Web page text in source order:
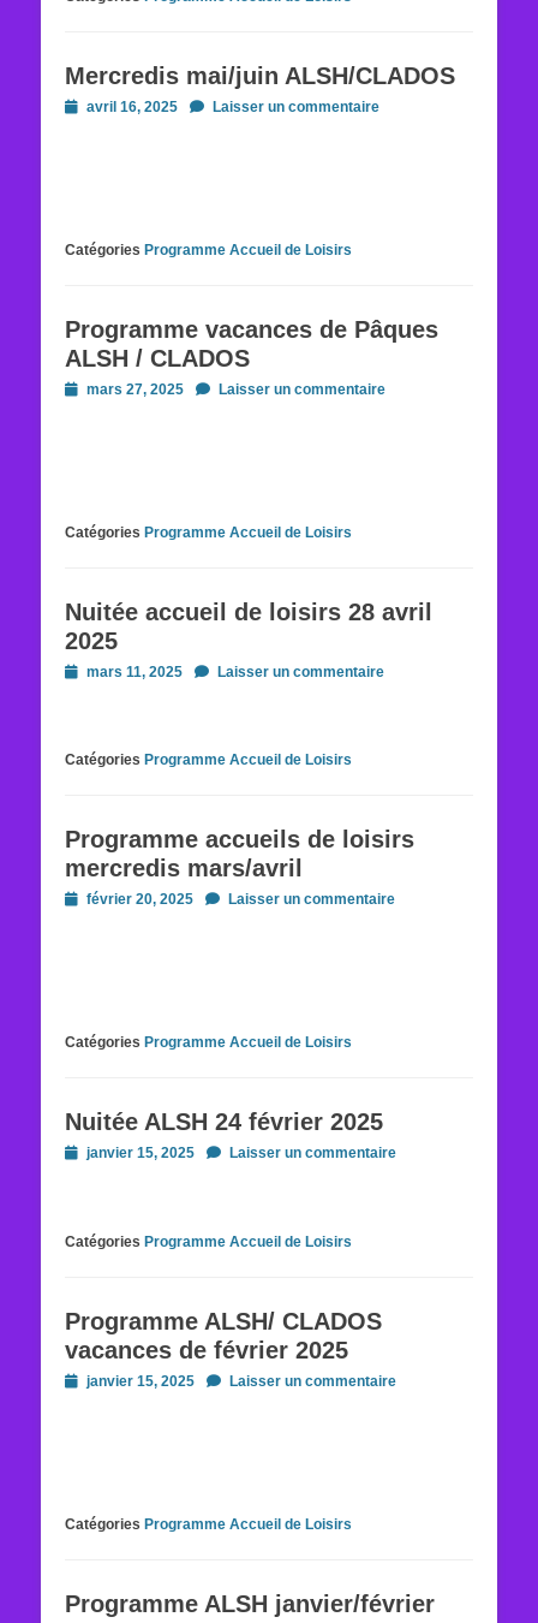
Mercredis mai/juin ALSH/CLADOS
Postedavril 16, 2025 Laisser un commentaire
Catégories Programme Accueil de Loisirs
Programme vacances de Pâques
ALSH / CLADOS
Postedmars 27, 2025 Laisser un commentaire
Catégories Programme Accueil de Loisirs
Nuitée accueil de loisirs 28 avril
2025
Postedmars 11, 2025 Laisser un commentaire
Catégories Programme Accueil de Loisirs
Programme accueils de loisirs
mercredis mars/avril
Postedfévrier 20, 2025 Laisser un commentaire
Catégories Programme Accueil de Loisirs
Nuitée ALSH 24 février 2025
Postedjanvier 15, 2025 Laisser un commentaire
Catégories Programme Accueil de Loisirs
Programme ALSH/ CLADOS
vacances de février 2025
Postedjanvier 15, 2025 Laisser un commentaire
Catégories Programme Accueil de Loisirs
Programme ALSH janvier/février